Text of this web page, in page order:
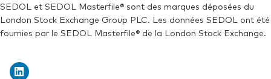
SEDOL et SEDOL Masterfile® sont des marques déposées du
London Stock Exchange Group PLC. Les données SEDOL ont été
fournies par le SEDOL Masterfile® de la London Stock Exchange.